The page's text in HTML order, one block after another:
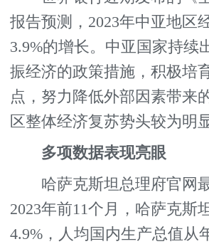
报告预测，2023年中亚地区
3.9%的增长。中亚国家持续
振经济的政策措施，积极培
点，努力降低外部因素带来
区整体经济复苏势头较为明显
多项数据表现亮眼
哈萨克斯坦总理府官网最
2023年前11个月，哈萨克斯
4.9%，人均国内生产总值从